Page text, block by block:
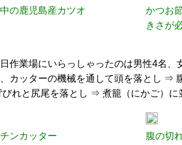
の鹿児島産カツオ
かつお
きさが
作業場にいらっしゃったのは男性4名、
、カッターの機械を通して頭を落とし ⇒
れと尻尾を落とし ⇒ 煮籠（にかご）に
ンカッター
腹の切